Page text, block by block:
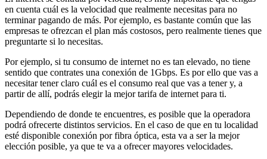
en cuenta cuál es la velocidad que realmente necesitas para no
terminar pagando de más. Por ejemplo, es bastante común que las
empresas te ofrezcan el plan más costosos, pero realmente tienes que
preguntarte si lo necesitas.
Por ejemplo, si tu consumo de internet no es tan elevado, no tiene
sentido que contrates una conexión de 1Gbps. Es por ello que vas a
necesitar tener claro cuál es el consumo real que vas a tener y, a
partir de allí, podrás elegir la mejor tarifa de internet para ti.
Dependiendo de donde te encuentres, es posible que la operadora
podrá ofrecerte distintos servicios. En el caso de que en tu localidad
esté disponible conexión por fibra óptica, esta va a ser la mejor
elección posible, ya que te va a ofrecer mayores velocidades.